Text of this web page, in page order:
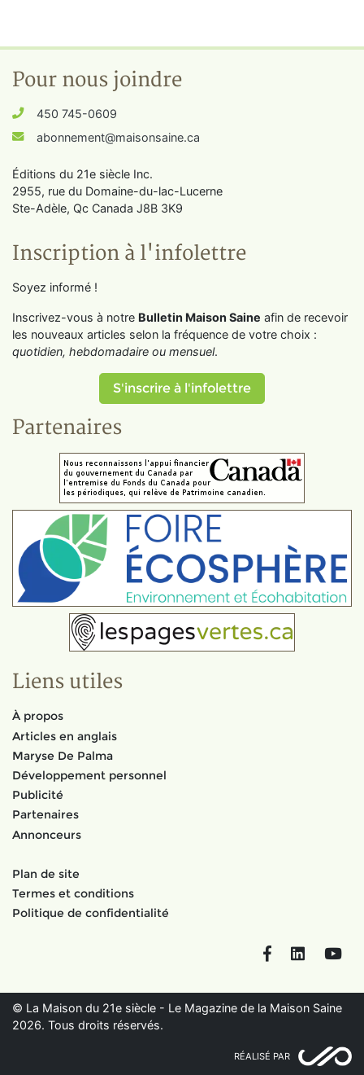
Pour nous joindre
450 745-0609
abonnement@maisonsaine.ca
Éditions du 21e siècle Inc.
2955, rue du Domaine-du-lac-Lucerne
Ste-Adèle, Qc Canada J8B 3K9
Inscription à l'infolettre
Soyez informé !
Inscrivez-vous à notre Bulletin Maison Saine afin de recevoir
les nouveaux articles selon la fréquence de votre choix :
quotidien, hebdomadaire ou mensuel.
S'inscrire à l'infolettre
Partenaires
Liens utiles
À propos
Articles en anglais
Maryse De Palma
Développement personnel
Publicité
Partenaires
Annonceurs
Plan de site
Termes et conditions
Politique de confidentialité
FacebookLinkedIn
© La Maison du 21e siècle - Le Magazine de la Maison Saine
2026. Tous droits réservés.
RÉALISÉ PAR